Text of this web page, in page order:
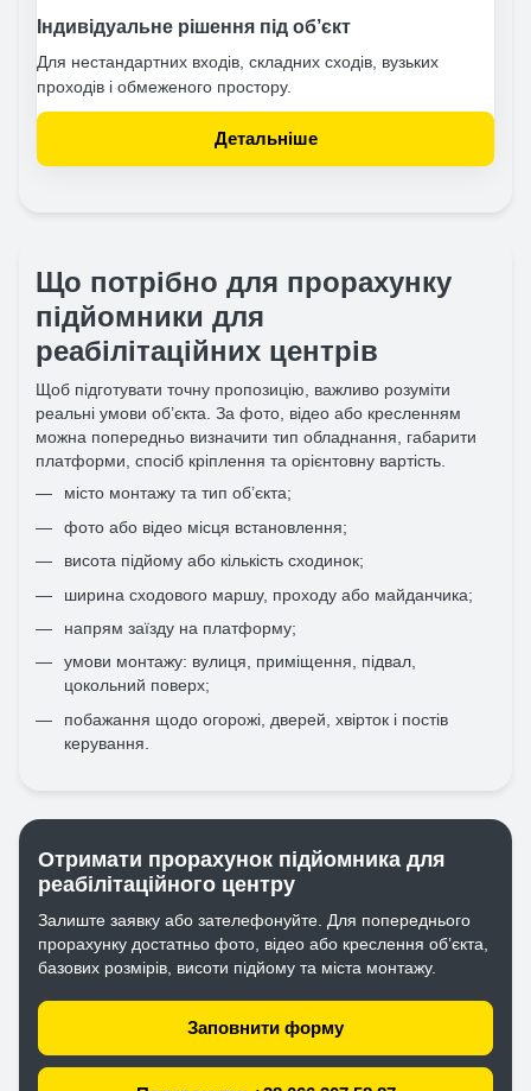
Індивідуальне рішення під об’єкт
Для нестандартних входів, складних сходів, вузьких
проходів і обмеженого простору.
Детальніше
Що потрібно для прорахунку
підйомники для
реабілітаційних центрів
Щоб підготувати точну пропозицію, важливо розуміти
реальні умови об’єкта. За фото, відео або кресленням
можна попередньо визначити тип обладнання, габарити
платформи, спосіб кріплення та орієнтовну вартість.
місто монтажу та тип об’єкта;
фото або відео місця встановлення;
висота підйому або кількість сходинок;
ширина сходового маршу, проходу або майданчика;
напрям заїзду на платформу;
умови монтажу: вулиця, приміщення, підвал,
цокольний поверх;
побажання щодо огорожі, дверей, хвірток і постів
керування.
Отримати прорахунок підйомника для
реабілітаційного центру
Залиште заявку або зателефонуйте. Для попереднього
прорахунку достатньо фото, відео або креслення об’єкта,
базових розмірів, висоти підйому та міста монтажу.
Заповнити форму